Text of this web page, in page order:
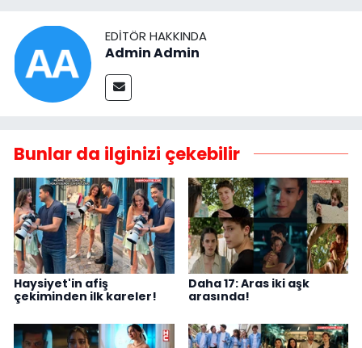
EDITÖR HAKKINDA
Admin Admin
Bunlar da ilginizi çekebilir
Haysiyet'in afiş
çekiminden ilk kareler!
Daha 17: Aras iki aşk
arasında!